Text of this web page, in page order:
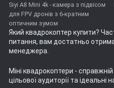
Siyi A8 Mini 4k - камера з підвісом
для FPV дронів з 6-кратним
оптичним зумом
Який квадрокоптер купити?
питання, вам достатньо
менеджера.
Міні квадрокоптери - справжній
цільової аудиторії та ідеальні